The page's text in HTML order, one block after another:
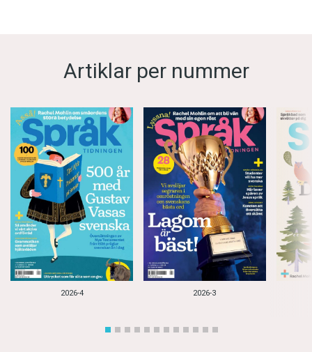
Artiklar per nummer
2026-4 2026-3